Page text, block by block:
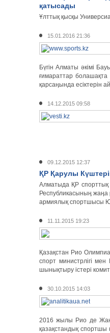
қатысады
Ұлттық қысқы
15.01.2016 21:36
Бүгін Алматы әкімі
ғимараттар
қарсаӊында есіктерін
14.12.2015 09:58
09.12.2015 12:37
ҚР Қарулы
Алматыда ҚР спорттық
Республикасыныӊ
армиялық спортшысы
11.11.2015 19:23
Қазақстан Рио
спорт министрлігі
шынықтыру iстерi
30.10.2015 14:03
2016 жылы Рио де
қазақстандық